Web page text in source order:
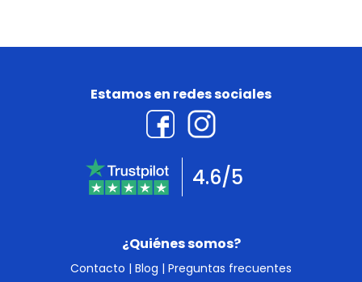
¿Quiénes somos?
Contacto | Blog | Preguntas frecuentes
Estamos en redes sociales
4.6/5